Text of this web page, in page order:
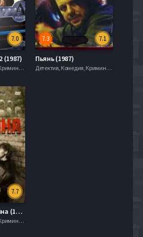
7.0
(1987)
Детектив, Комедия, Криминал, Приключения
7.1
7.3
Пьянь (1987)
Детектив, Комедия, Криминал, Приключения
7.7
Завтра была война (1987)
Детектив, Комедия, Криминал, Приключения